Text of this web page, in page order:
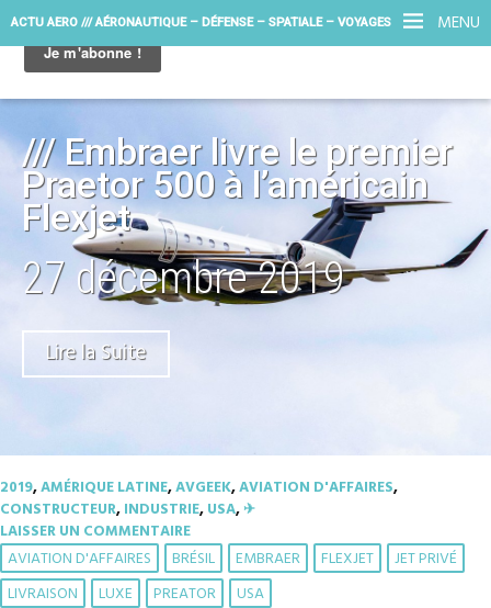
MENU
ACTU AERO /// AÉRONAUTIQUE – DÉFENSE – SPATIALE – VOYAGES
/// Embraer livre le premier
Praetor 500 à l’américain
Flexjet
27 décembre 2019
Lire la Suite
2019,AMÉRIQUE LATINE,AVGEEK,AVIATION D'AFFAIRES,
CONSTRUCTEUR,INDUSTRIE,USA,✈︎
LAISSER UN COMMENTAIRE
AVIATION D'AFFAIRES BRÉSIL EMBRAER FLEXJET
JET PRIVÉ
LIVRAISON
LUXE PREATOR USA